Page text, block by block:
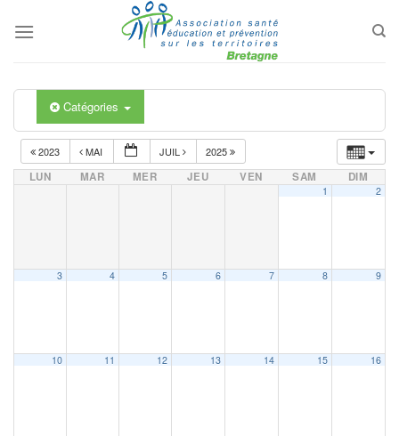
au
Catégories
2023 MAI JUIL 2025
LUN MAR MER JEU VEN SAM DIM
1 2
3 4 5 6 7 8 9
10 11 12 13 14 15 16